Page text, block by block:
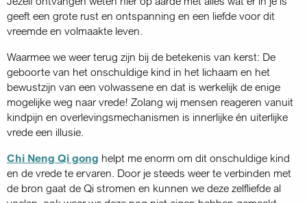
geeft een grote rust en ontspanning en een liefde voor dit
vreemde en volmaakte leven.
Waarmee we weer terug zijn bij de betekenis van kerst: De
geboorte van het onschuldige kind in het lichaam en het
bewustzijn van een volwassene en dat is werkelijk de enige
mogelijke weg naar vrede! Zolang wij mensen reageren vanuit
kindpijn en overlevingsmechanismen is innerlijke én uiterlijke
vrede een illusie.
Chi Neng Qi gong helpt me enorm om dit onschuldige kind
en de vrede te ervaren. Door je steeds weer te verbinden met
de bron gaat de Qi stromen en kunnen we deze zelfliefde al